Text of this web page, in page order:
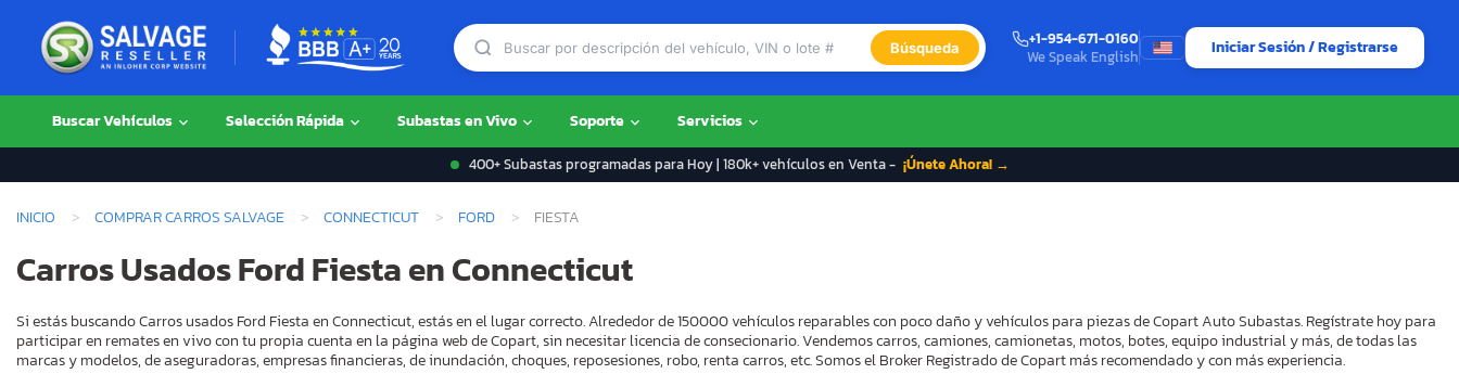
Búsqueda
+1-954-671-0160
We Speak English
Iniciar Sesión / Registrarse
Buscar Vehículos Selección Rápida Subastas en Vivo Soporte Servicios
400+ Subastas programadas para Hoy | 180k+ vehículos en Venta - ¡Únete Ahora! →
INICIO COMPRAR CARROS SALVAGE CONNECTICUT FORD FIESTA
Carros Usados Ford Fiesta en Connecticut
Si estás buscando Carros usados Ford Fiesta en Connecticut, estás en el lugar correcto. Alrededor de 150000 vehículos reparables con poco daño y vehículos para piezas de Copart Auto Subastas. Regístrate hoy para
participar en remates en vivo con tu propia cuenta en la página web de Copart, sin necesitar licencia de consecionario. Vendemos carros, camiones, camionetas, motos, botes, equipo industrial y más, de todas las
marcas y modelos, de aseguradoras, empresas financieras, de inundación, choques, reposesiones, robo, renta carros, etc. Somos el Broker Registrado de Copart más recomendado y con más experiencia.